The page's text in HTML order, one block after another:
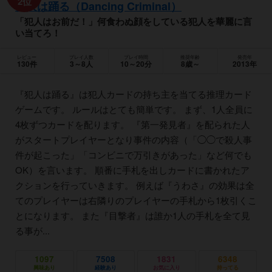
犯人は踊る（Dancing Criminal）
「犯人はお前だ！」何食わぬ顔をしている犯人を華麗に言
い当てろ！
130件
プレイ人数
3～8人 10～20分
推奨年齢
8歳～ 2013年
『犯人は踊る』は犯人カードの持ち主を当てる推理カード
ゲームです。 ルールはとても簡単です。 まず、1人全員に
4枚ずつカードを配ります。 『第一発見者』を配られた人
がスタートプレイヤーとなり事件の内容（「◯◯で殺人事
件が起こった」「コンビニで万引きがあった」など何でも
OK）を言います。 順番に手札を出しカードに書かれたア
クションを行っていきます。 例えば『うわさ』の効果は全
てのプレイヤーは右隣りのプレイヤーの手札から1枚引くこ
とになります。 また『目撃者』は誰か1人の手札を全て見
る事が...
1097
興味あり
7508
経験あり
1831
お気に入り
6348
持ってる